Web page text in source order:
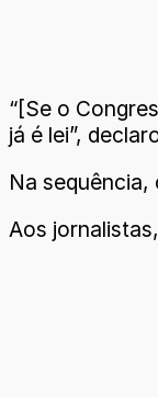
“[Se o
já é lei”,
Na
Aos